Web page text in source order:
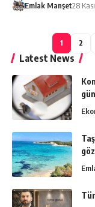
Emlak Manşet28
1 2
Latest News